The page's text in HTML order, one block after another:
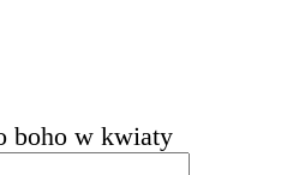
boho w kwiaty